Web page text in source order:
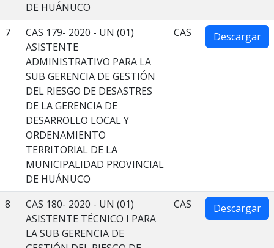
DE HUÁNUCO
7
CAS 179- 2020 - UN (01)
ASISTENTE
ADMINISTRATIVO PARA LA
SUB GERENCIA DE GESTIÓN
DEL RIESGO DE DESASTRES
DE LA GERENCIA DE
DESARROLLO LOCAL Y
ORDENAMIENTO
TERRITORIAL DE LA
MUNICIPALIDAD PROVINCIAL
DE HUÁNUCO
CAS Descargar
8
CAS 180- 2020 - UN (01)
ASISTENTE TÉCNICO I PARA
LA SUB GERENCIA DE
CAS Descargar